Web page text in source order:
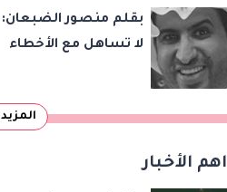
وقت طويل من تعليق
الهند العمل بها
بقلم منصور الضبعان:
لا تساهل مع الأخطاء
المزيد
اهم الأخبار